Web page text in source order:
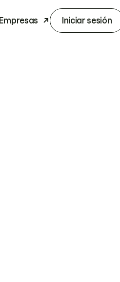
Empresas Iniciar sesión